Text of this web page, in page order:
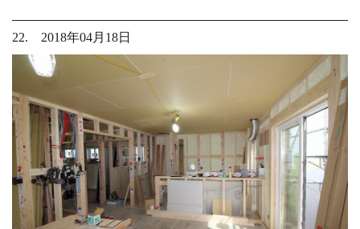
22. 2018年04月18日